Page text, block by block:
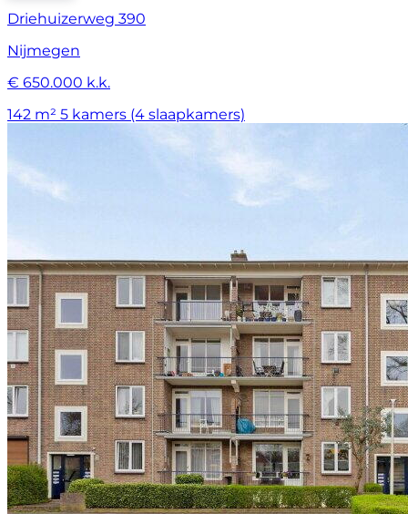
Driehuizerweg 390
Nijmegen
€ 650.000 k.k.
142 m² 5 kamers (4 slaapkamers)